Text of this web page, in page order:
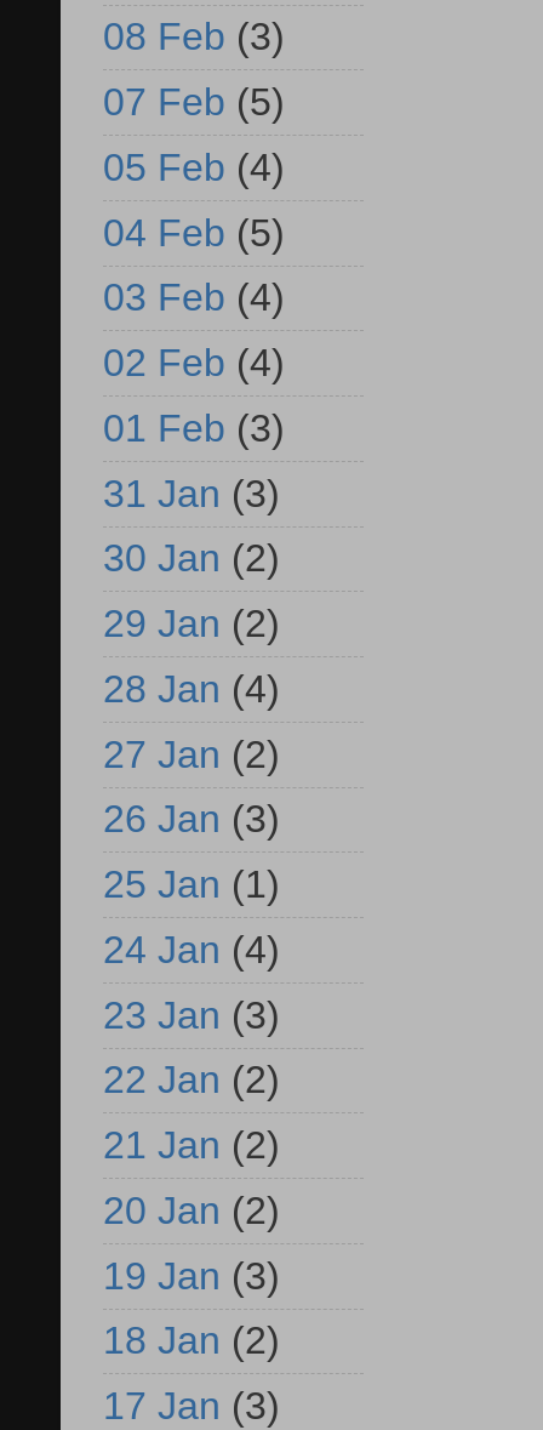
08 Feb (3)
07 Feb (5)
05 Feb (4)
04 Feb (5)
03 Feb (4)
02 Feb (4)
01 Feb (3)
31 Jan (3)
30 Jan (2)
29 Jan (2)
28 Jan (4)
27 Jan (2)
26 Jan (3)
25 Jan (1)
24 Jan (4)
23 Jan (3)
22 Jan (2)
21 Jan (2)
20 Jan (2)
19 Jan (3)
18 Jan (2)
17 Jan (3)